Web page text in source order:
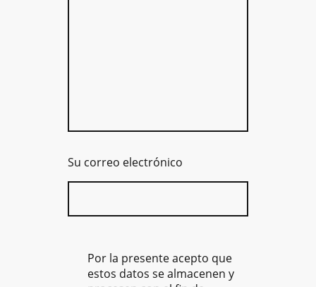
Su correo electrónico
Por la presente acepto que
estos datos se almacenen y